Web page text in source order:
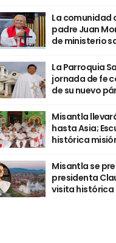
La comunidad
padre Juan
de ministerio
La Parroquia
jornada de fe
de su nuevo
Misantla
hasta Asia;
histórica
Misantla se
presidenta
visita histórica